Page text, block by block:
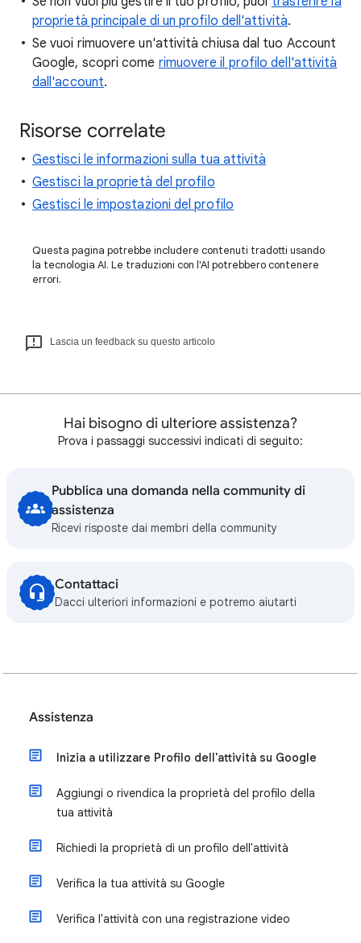
proprietà principale di un profilo dell'attività.
Se vuoi rimuovere un'attività chiusa dal tuo Account
Google, scopri come rimuovere il profilo dell'attività
dall'account.
Risorse correlate
Gestisci le informazioni sulla tua attività
Gestisci la proprietà del profilo
Gestisci le impostazioni del profilo
Questa pagina potrebbe includere contenuti tradotti usando
la tecnologia AI. Le traduzioni con l'AI potrebbero contenere
errori.
Lascia un feedback su questo articolo
Hai bisogno di ulteriore assistenza?
Prova i passaggi successivi indicati di seguito:
Pubblica una domanda nella community di
assistenza
Ricevi risposte dai membri della community
Contattaci
Dacci ulteriori informazioni e potremo aiutarti
Assistenza
Inizia a utilizzare Profilo dell'attività su Google
Aggiungi o rivendica la proprietà del profilo della
tua attività
Richiedi la proprietà di un profilo dell'attività
Verifica la tua attività su Google
Verifica l'attività con una registrazione video